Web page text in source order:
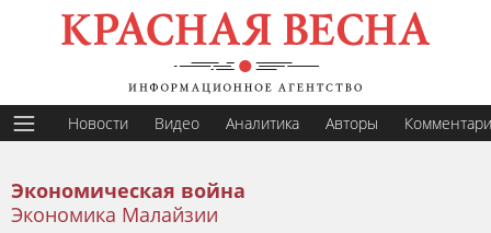
Новости Видео Аналитика Авторы
Экономическая война
Экономика Малайзии